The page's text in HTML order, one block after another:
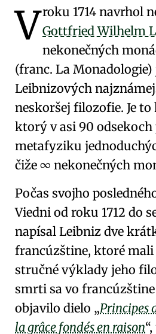
Vroku 1714 navrhol
Gottfried Wilhelm
nekonečných
(franc. La Monadologie)
Leibnizových
neskoršej filozofie. Je
ktorý v asi 90 odsekoch
metafyziku
čiže ∞ nekonečných
Počas svojho
Viedni od roku 1712 do
napísal Leibniz dve
francúzštine, ktoré
stručné výklady jeho
smrti sa vo
objavilo dielo
Principes
la grâce fondés en raison ,